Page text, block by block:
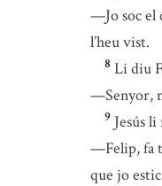
—Jo soc el
l’heu vist.
8 Li diu
—Senyor,
9 Jesús
—Felip, fa
que jo